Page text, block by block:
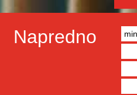
Napredno